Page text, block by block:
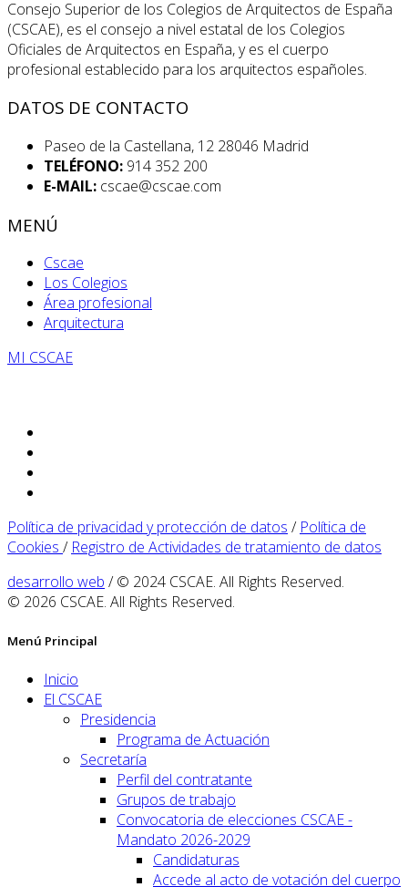
Consejo Superior de los Colegios de Arquitectos de España
(CSCAE), es el consejo a nivel estatal de los Colegios
Oficiales de Arquitectos en España, y es el cuerpo
profesional establecido para los arquitectos españoles.
DATOS DE CONTACTO
Paseo de la Castellana, 12 28046 Madrid
TELÉFONO: 914 352 200
E-MAIL: cscae@cscae.com
MENÚ
Cscae
Los Colegios
Área profesional
Arquitectura
MI CSCAE
Política de privacidad y protección de datos / Política de
Cookies / Registro de Actividades de tratamiento de datos
desarrollo web / © 2024 CSCAE. All Rights Reserved.
© 2026 CSCAE. All Rights Reserved.
Menú Principal
Inicio
El CSCAE
Presidencia
Programa de Actuación
Secretaría
Perfil del contratante
Grupos de trabajo
Convocatoria de elecciones CSCAE -
Mandato 2026-2029
Candidaturas
Accede al acto de votación del cuerpo